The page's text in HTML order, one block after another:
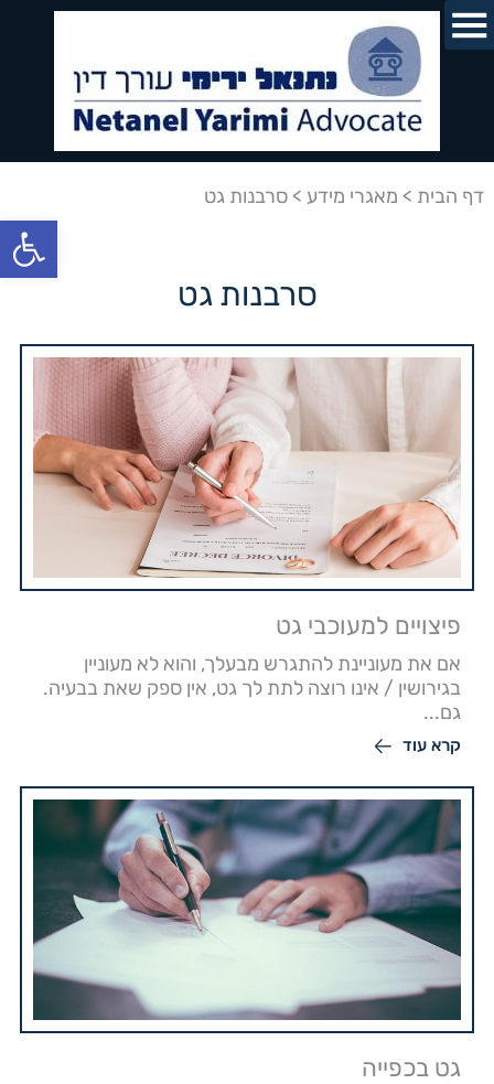
דף הבית > מאגרי מידע >סרבנות גט
סרבנות גט
פיצויים למעוכבי גט
אם את מעוניינת להתגרש מבעלך, והוא לא מעוניין
בגירושין / אינו רוצה לתת לך גט, אין ספק שאת בבעיה.
גם...
קרא עוד
גט בכפייה
פתח